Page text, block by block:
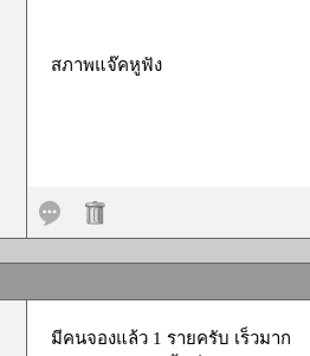
สภาพแจ๊คหูฟัง
มีคนจองแล้ว 1 รายครับ เร็วมาก